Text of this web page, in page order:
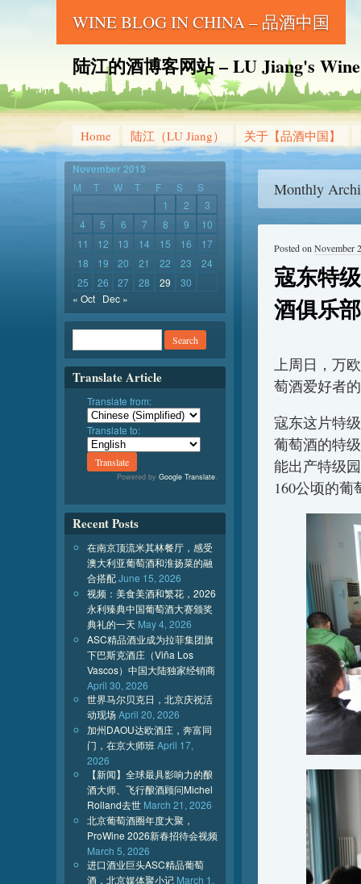
WINE BLOG IN CHINA – 品酒中国
陆江的酒博客网站 – LU Jiang's
Home 陆江（LU Jiang） 关于【品酒中国】
Monthly
寇东特
酒俱乐
Posted on November
上周日，万
萄酒爱好者
寇东这片特
葡萄酒的特
能出产特级
160公顷的
November 2013
M T W T F S
S
1
2
3
4
5 6 7 8 9
10
11
12 13 14 15 16
17
18
19 20 21 22 23
24
25
26 27 28 29
30
« Oct Dec »
Translate Article
Translate from:
Translate to:
Powered by Google Translate.
Recent Posts
在南京顶流米其林餐厅，感受
澳大利亚葡萄酒和淮扬菜的融
合搭配June 15, 2026
视频：美食美酒和繁花，2026
永利臻典中国葡萄酒大赛颁奖
典礼的一天 May 4, 2026
ASC精品酒业成为拉菲集团旗
下巴斯克酒庄（Viña Los
Vascos）中国大陆独家经销商
April 30, 2026
世界马尔贝克日，北京庆祝活
动现场April 20, 2026
加州DAOU达欧酒庄，奔富同
门，在京大师班 April 17,
2026
【新闻】全球最具影响力的酿
酒大师、飞行酿酒顾问Michel
Rolland去世 March 21, 2026
北京葡萄酒圈年度大聚，
ProWine 2026新春招待会视频
March 5, 2026
进口酒业巨头ASC精品葡萄
酒，北京媒体聚小记 March 1,